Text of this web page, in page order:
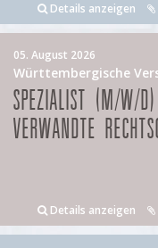
Details anzeigen
05. August 2026
Württembergische
SPEZIALIST (M/W/
VERWANDTE
Details anzeigen